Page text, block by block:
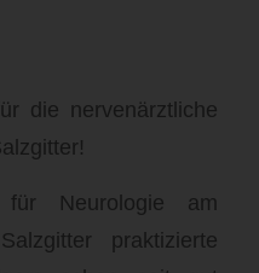
die nervenärztliche
Neurologie am
praktizierte